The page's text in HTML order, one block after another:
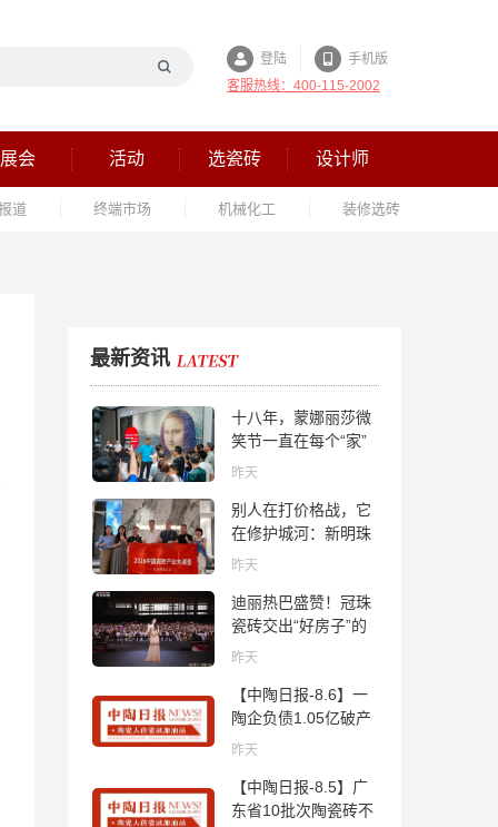
登陆
手机版
客服热线：400-115-2002
展会 活动 选瓷砖 设计师
道 终端市场 机械化工 装修选砖
最新资讯
十八年，蒙娜丽莎微
笑节一直在每个“家”
的故事里
昨天
别人在打价格战，它
在修护城河：新明珠
岩板的逆势密码
昨天
迪丽热巴盛赞！冠珠
瓷砖交出“好房子”的
标准答卷
昨天
【中陶日报-8.6】一
陶企负债1.05亿破产
清算；东鹏拟延长基
开展建陶行业能效领
跑者企业推荐工作
昨天
【中陶日报-8.5】广
东省10批次陶瓷砖不